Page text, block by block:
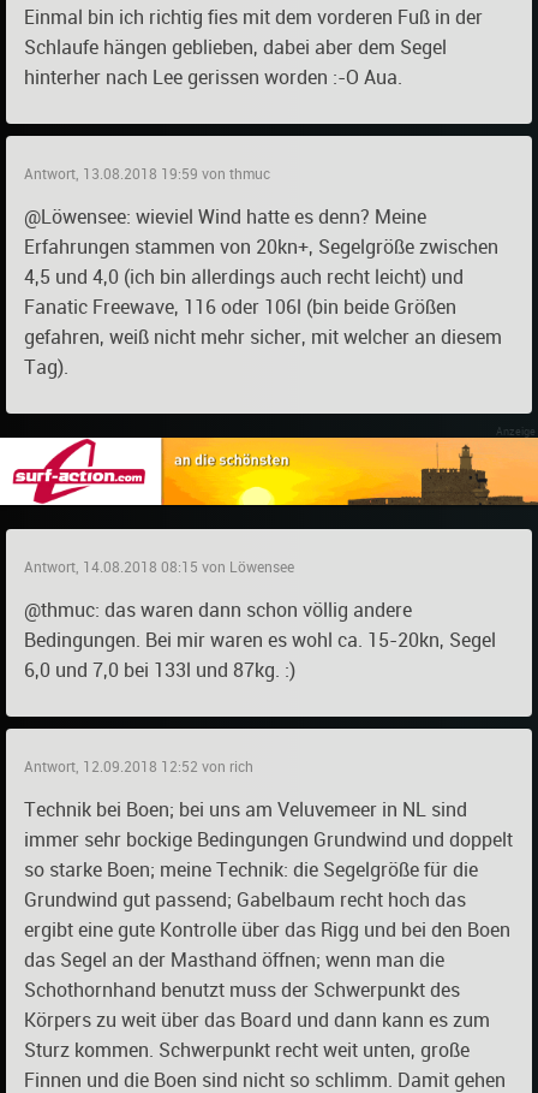
Einmal bin ich richtig fies mit dem vorderen Fuß in der
Schlaufe hängen geblieben, dabei aber dem Segel
hinterher nach Lee gerissen worden :-O Aua.
Antwort, 13.08.2018 19:59 von thmuc
@Löwensee: wieviel Wind hatte es denn? Meine
Erfahrungen stammen von 20kn+, Segelgröße zwischen
4,5 und 4,0 (ich bin allerdings auch recht leicht) und
Fanatic Freewave, 116 oder 106l (bin beide Größen
gefahren, weiß nicht mehr sicher, mit welcher an diesem
Tag).
Antwort, 14.08.2018 08:15 von Löwensee
@thmuc: das waren dann schon völlig andere
Bedingungen. Bei mir waren es wohl ca. 15-20kn, Segel
6,0 und 7,0 bei 133l und 87kg. :)
Antwort, 12.09.2018 12:52 von rich
Technik bei Boen; bei uns am Veluvemeer in NL sind
immer sehr bockige Bedingungen Grundwind und doppelt
so starke Boen; meine Technik: die Segelgröße für die
Grundwind gut passend; Gabelbaum recht hoch das
ergibt eine gute Kontrolle über das Rigg und bei den Boen
das Segel an der Masthand öffnen; wenn man die
Schothornhand benutzt muss der Schwerpunkt des
Körpers zu weit über das Board und dann kann es zum
Sturz kommen. Schwerpunkt recht weit unten, große
Finnen und die Boen sind nicht so schlimm. Damit gehen